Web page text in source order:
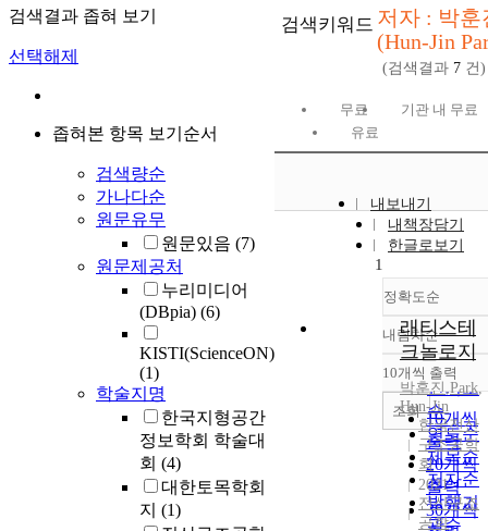
검색결과 좁혀 보기
선택해제
좁혀본 항목 보기순서
검색량순
가나다순
원문유무
원문있음 (7)
원문제공처
누리미디어
(DBpia) (6)
KISTI(ScienceON)
(1)
학술지명
한국지형공간
정보학회 학술대
회 (4)
대한토목학회
지 (1)
검색키워드 저자 : 박훈
(Hun-Jin
(검색결과 7 건)
무료
기관 내 무료
유료
내보내기
내책장담기
한글로보기
정확도순
정확도
순
인기도
순
연도순
제목순
저자순
발행기
관순
내림차순
내림차
10개씩 출력
10개씩
출력
20개씩
출력
30개씩
조회
1
래티스테
크놀로지
박훈진,Park,
Hun-Jin
한국전산
구조공학
회
2021
전산구조
공학